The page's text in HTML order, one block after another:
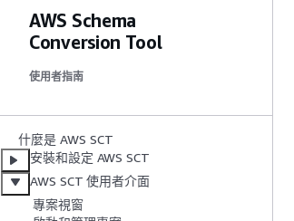
AWS Schema
Conversion Tool
使用者指南
什麼是 AWS SCT
安裝和設定 AWS SCT
AWS SCT 使用者介面
專案視窗